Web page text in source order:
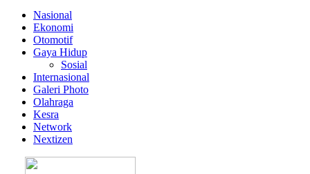
Nasional
Ekonomi
Otomotif
Gaya Hidup
Sosial
Internasional
Galeri Photo
Olahraga
Kesra
Network
Nextizen